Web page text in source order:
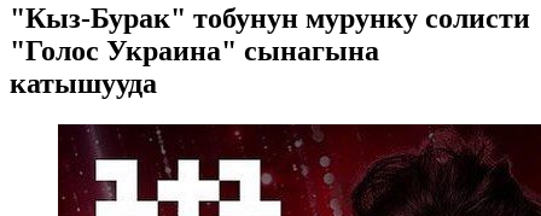
"Кыз-Бурак" тобунун мурунку солисти
"Голос Украина" сынагына
катышууда